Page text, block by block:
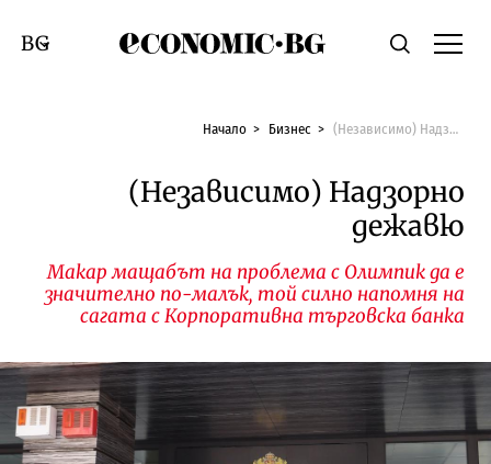
Economic.bgТърсене
Смяна на език
Начало Бизнес (Независимо) Надзорно дежавю
(Независимо) Надзорно
дежавю
Макар мащабът на проблема с Олимпик да е
значително по-малък, той силно напомня на
сагата с Корпоративна търговска банка